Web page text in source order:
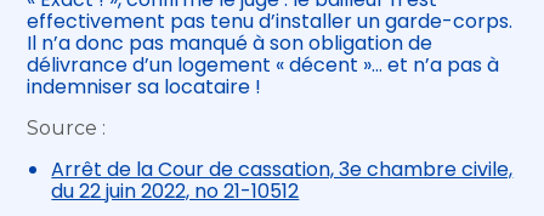
effectivement pas tenu d’installer un garde-corps.
Il n’a donc pas manqué à son obligation de
délivrance d’un logement « décent »… et n’a pas à
indemniser sa locataire !
Source :
Arrêt de la Cour de cassation, 3e chambre civile,
du 22 juin 2022, no 21-10512